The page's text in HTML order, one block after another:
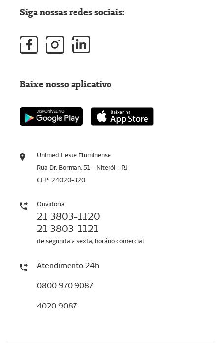
Unimed Leste Fluminense
Rua Dr. Borman, 51 - Niterói - RJ
CEP: 24020-320
Ouvidoria
21 3803-1120
21 3803-1121
de segunda a sexta, horário comercial
Atendimento 24h
0800 970 9087
4020 9087
Siga nossas redes sociais:
Baixe nosso aplicativo